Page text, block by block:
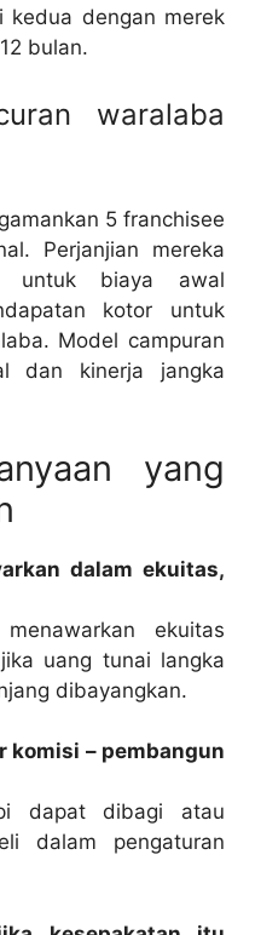
kedua dengan merek
bulan.
waralaba
5 franchisee
Perjanjian mereka
untuk biaya awal
kotor untuk
Model campuran
dan kinerja jangka
yang
dalam ekuitas,
ekuitas
uang tunai langka
dibayangkan.
komisi – pembangun
dapat dibagi atau
dalam pengaturan